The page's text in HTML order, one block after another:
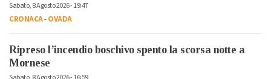
Sabato, 8 Agosto 2026 - 19:47
CRONACA-OVADA
Ripreso l’incendio boschivo spento la scorsa notte a
Mornese